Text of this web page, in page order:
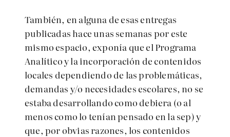
También, en alguna de esas entregas
publicadas hace unas semanas por este
mismo espacio, exponía que el Programa
Analítico y la incorporación de contenidos
locales dependiendo de las problemáticas,
demandas y/o necesidades escolares, no se
estaba desarrollando como debiera (o al
menos como lo tenían pensado en la sep) y
que, por obvias razones, los contenidos